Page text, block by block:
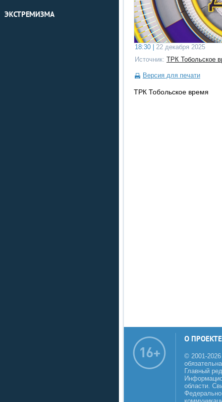
ЭКСТРЕМИЗМА
18:30 |
22 декабря 2025
Источник: ТРК Тобольское
Версия для печати
ТРК Тобольское время
О ПРОЕКТЕ
© 2001-
Главный
области.